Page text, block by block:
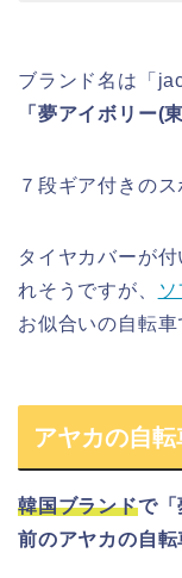
ブランド名は「
「 夢アイボリー(
７段ギア付きの
タイヤカバーが
れそう ですが、
お似合いの自転車
アヤカの自
韓国ブランドで「
前のアヤカの自転